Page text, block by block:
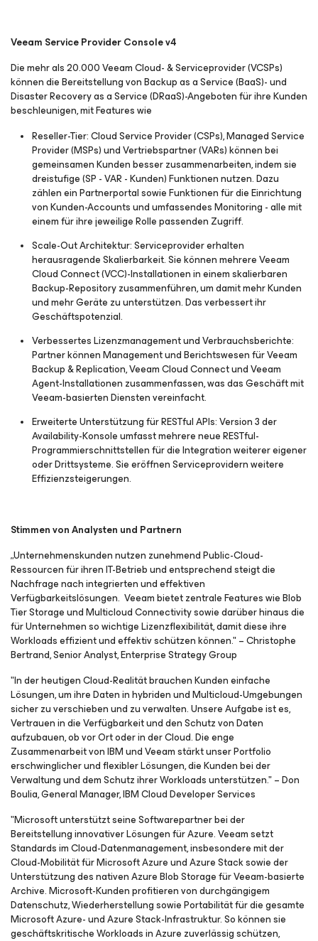
Veeam Service Provider Console v4
Die mehr als 20.000 Veeam Cloud- & Serviceprovider (VCSPs)
können die Bereitstellung von Backup as a Service (BaaS)- und
Disaster Recovery as a Service (DRaaS)-Angeboten für ihre Kunden
beschleunigen, mit Features wie
Reseller-Tier:Cloud Service Provider (CSPs), Managed Service
Provider (MSPs) und Vertriebspartner (VARs) können bei
gemeinsamen Kunden besser zusammenarbeiten, indem sie
dreistufige (SP - VAR - Kunden) Funktionen nutzen. Dazu
zählen ein Partnerportal sowie Funktionen für die Einrichtung
von Kunden-Accounts und umfassendes Monitoring - alle mit
einem für ihre jeweilige Rolle passenden Zugriff.
Scale-Out Architektur:Serviceprovider erhalten
herausragende Skalierbarkeit. Sie können mehrere Veeam
Cloud Connect (VCC)-Installationen in einem skalierbaren
Backup-Repository zusammenführen, um damit mehr Kunden
und mehr Geräte zu unterstützen. Das verbessert ihr
Geschäftspotenzial.
Verbessertes Lizenzmanagement und Verbrauchsberichte:
Partner können Management und Berichtswesen für Veeam
Backup & Replication, Veeam Cloud Connect und Veeam
Agent-Installationen zusammenfassen, was das Geschäft mit
Veeam-basierten Diensten vereinfacht.
Erweiterte Unterstützung für RESTful APIs:Version 3 der
Availability-Konsole umfasst mehrere neue RESTful-
Programmierschnittstellen für die Integration weiterer eigener
oder Drittsysteme. Sie eröffnen Serviceprovidern weitere
Effizienzsteigerungen.
Stimmen von Analysten und Partnern
„Unternehmenskunden nutzen zunehmend Public-Cloud-
Ressourcen für ihren IT-Betrieb und entsprechend steigt die
Nachfrage nach integrierten und effektiven
Verfügbarkeitslösungen. Veeam bietet zentrale Features wie Blob
Tier Storage und Multicloud Connectivity sowie darüber hinaus die
für Unternehmen so wichtige Lizenzflexibilität, damit diese ihre
Workloads effizient und effektiv schützen können." – Christophe
Bertrand, Senior Analyst, Enterprise Strategy Group
"In der heutigen Cloud-Realität brauchen Kunden einfache
Lösungen, um ihre Daten in hybriden und Multicloud-Umgebungen
sicher zu verschieben und zu verwalten. Unsere Aufgabe ist es,
Vertrauen in die Verfügbarkeit und den Schutz von Daten
aufzubauen, ob vor Ort oder in der Cloud. Die enge
Zusammenarbeit von IBM und Veeam stärkt unser Portfolio
erschwinglicher und flexibler Lösungen, die Kunden bei der
Verwaltung und dem Schutz ihrer Workloads unterstützen." – Don
Boulia, General Manager, IBM Cloud Developer Services
"Microsoft unterstützt seine Softwarepartner bei der
Bereitstellung innovativer Lösungen für Azure. Veeam setzt
Standards im Cloud-Datenmanagement, insbesondere mit der
Cloud-Mobilität für Microsoft Azure und Azure Stack sowie der
Unterstützung des nativen Azure Blob Storage für Veeam-basierte
Archive. Microsoft-Kunden profitieren von durchgängigem
Datenschutz, Wiederherstellung sowie Portabilität für die gesamte
Microsoft Azure- und Azure Stack-Infrastruktur. So können sie
geschäftskritische Workloads in Azure zuverlässig schützen,